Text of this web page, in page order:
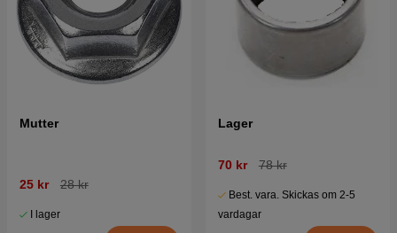
Mutter
25 kr 28 kr
I lager
Lager
70 kr 78 kr
Best. vara. Skickas om 2-5
vardagar